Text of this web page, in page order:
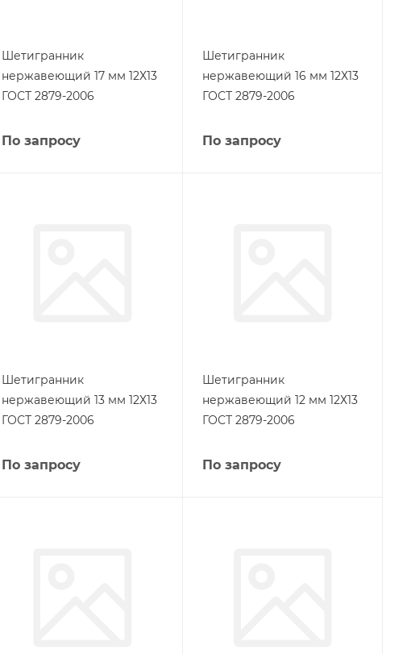
Шетигранник
нержавеющий 17 мм 12Х13
ГОСТ 2879-2006
По запросу
Шетигранник
нержавеющий 16 мм 12Х13
ГОСТ 2879-2006
По запросу
Шетигранник
нержавеющий 13 мм 12Х13
ГОСТ 2879-2006
По запросу
Шетигранник
нержавеющий 12 мм 12Х13
ГОСТ 2879-2006
По запросу